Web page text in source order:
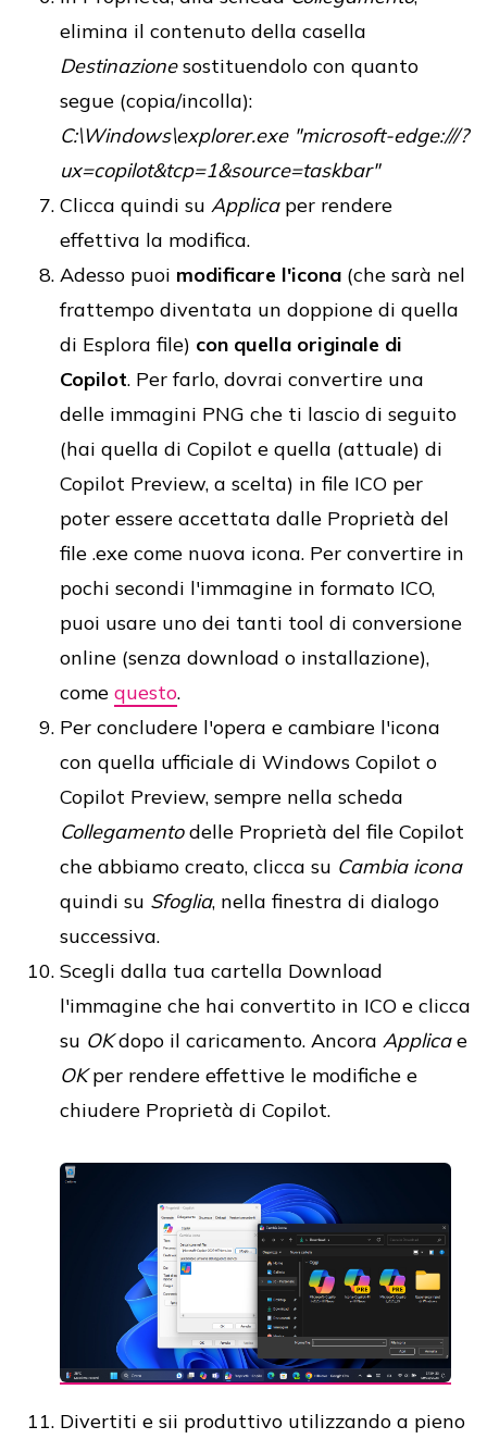
elimina il contenuto della casella
Destinazionesostituendolo con quanto
segue (copia/incolla):
C:\Windows\explorer.exe "microsoft-edge:///?
ux=copilot&tcp=1&source=taskbar"
Clicca quindi su Applicaper rendere
effettiva la modifica.
Adesso puoi modificare l'icona (che sarà nel
frattempo diventata un doppione di quella
di Esplora file) con quella originale di
Copilot. Per farlo, dovrai convertire una
delle immagini PNG che ti lascio di seguito
(hai quella di Copilot e quella (attuale) di
Copilot Preview, a scelta) in file ICO per
poter essere accettata dalle Proprietà del
file .exe come nuova icona. Per convertire in
pochi secondi l'immagine in formato ICO,
puoi usare uno dei tanti tool di conversione
online (senza download o installazione),
come questo.
Per concludere l'opera e cambiare l'icona
con quella ufficiale di Windows Copilot o
Copilot Preview, sempre nella scheda
Collegamentodelle Proprietà del file Copilot
che abbiamo creato, clicca su Cambia icona
quindi su Sfoglia, nella finestra di dialogo
successiva.
Scegli dalla tua cartella Download
l'immagine che hai convertito in ICO e clicca
su OKdopo il caricamento. Ancora Applicae
OKper rendere effettive le modifiche e
chiudere Proprietà di Copilot.
Divertiti e sii produttivo utilizzando a pieno